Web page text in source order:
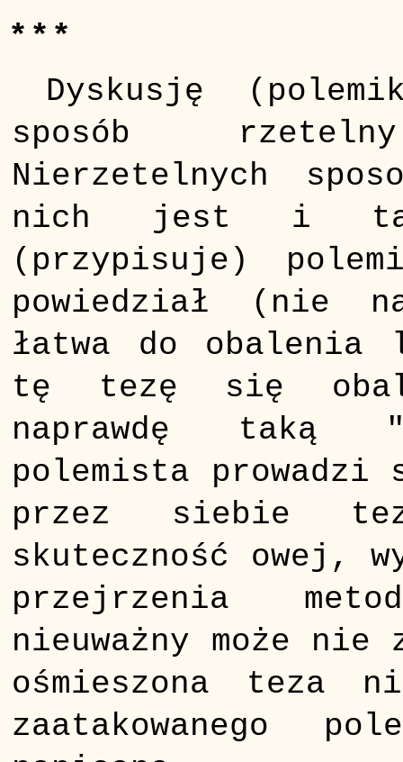
* * *
Dyskusję
sposób
Nierzetelnych
nich jest i
(przypisuje)
powiedział (nie
łatwa do obalenia
tę tezę się
naprawdę taką
polemista prowadzi
przez siebie
skuteczność owej,
przejrzenia
nieuważny może nie
ośmieszona teza
zaatakowanego